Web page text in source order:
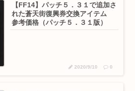
【FF14】パッチ５．３１で追加さ
れた蒼天街復興券交換アイテム
参考価格（パッチ５．３１版）
2020/9/10 0